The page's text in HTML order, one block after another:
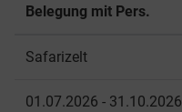
Belegung mit Pers.
Safarizelt
01.07.2026 - 31.10.2026